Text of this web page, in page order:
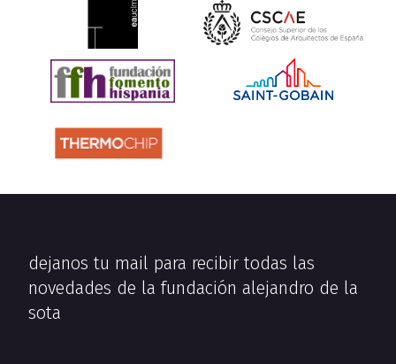
dejanos tu mail para recibir todas las
novedades de la fundación alejandro de la
sota